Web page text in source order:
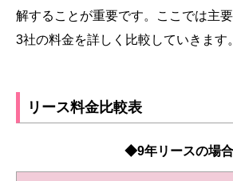
解することが重要です。ここでは主
3社の料金を詳しく比較していきます。
リース料金比較表
◆9年リースの場合